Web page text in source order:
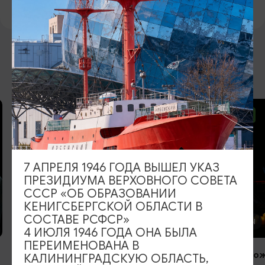
ВОЗМОЖНО ВАС ЗАИНТЕРЕСУЕТ
ОТ 1490₽
КОНЦЕРТЫ
Главная музыка столетия
05.09.2026, 19:00
ОТ 1500₽
КОНЦЕРТЫ
Симфония
7 АПРЕЛЯ 1946 ГОДА ВЫШЕЛ УКАЗ
ПРЕЗИДИУМА ВЕРХОВНОГО СОВЕТА
СССР «ОБ ОБРАЗОВАНИИ
КЕНИГСБЕРГСКОЙ ОБЛАСТИ В
СОСТАВЕ РСФСР»
4 ИЮЛЯ 1946 ГОДА ОНА БЫЛА
ПЕРЕИМЕНОВАНА В
КАЛИНИНГРАДСКУЮ ОБЛАСТЬ,